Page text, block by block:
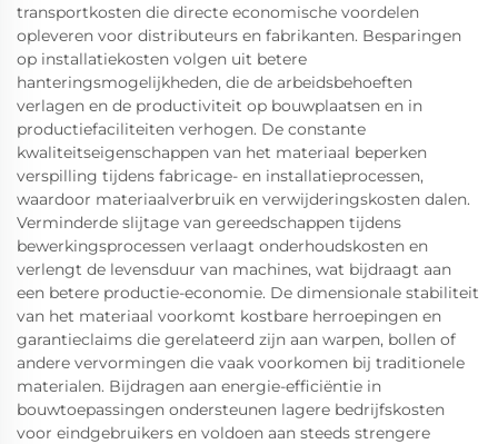
transportkosten die directe economische voordelen
opleveren voor distributeurs en fabrikanten. Besparingen
op installatiekosten volgen uit betere
hanteringsmogelijkheden, die de arbeidsbehoeften
verlagen en de productiviteit op bouwplaatsen en in
productiefaciliteiten verhogen. De constante
kwaliteitseigenschappen van het materiaal beperken
verspilling tijdens fabricage- en installatieprocessen,
waardoor materiaalverbruik en verwijderingskosten dalen.
Verminderde slijtage van gereedschappen tijdens
bewerkingsprocessen verlaagt onderhoudskosten en
verlengt de levensduur van machines, wat bijdraagt aan
een betere productie-economie. De dimensionale stabiliteit
van het materiaal voorkomt kostbare herroepingen en
garantieclaims die gerelateerd zijn aan warpen, bollen of
andere vervormingen die vaak voorkomen bij traditionele
materialen. Bijdragen aan energie-efficiëntie in
bouwtoepassingen ondersteunen lagere bedrijfskosten
voor eindgebruikers en voldoen aan steeds strengere